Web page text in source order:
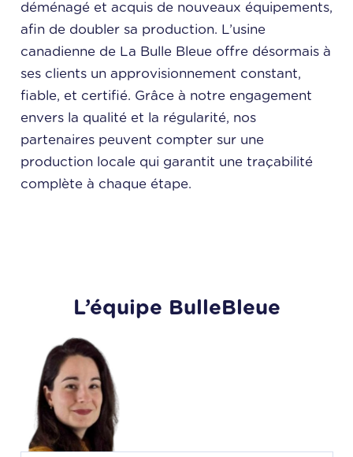
déménagé et acquis de nouveaux équipements,
afin de doubler sa production. L’usine
canadienne de La Bulle Bleue offre désormais à
ses clients un approvisionnement constant,
fiable, et certifié. Grâce à notre engagement
envers la qualité et la régularité, nos
partenaires peuvent compter sur une
production locale qui garantit une traçabilité
complète à chaque étape.
L’équipe BulleBleue